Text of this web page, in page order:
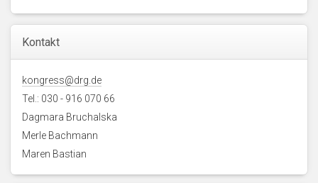
Kontakt
kongress@drg.de
Tel.: 030 - 916 070 66
Dagmara Bruchalska
Merle Bachmann
Maren Bastian